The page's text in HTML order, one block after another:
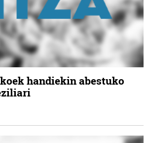
handiekin abestuko